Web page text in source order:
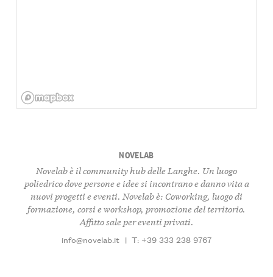
NOVELAB
Novelab è il community hub delle Langhe. Un luogo
poliedrico dove persone e idee si incontrano e danno vita a
nuovi progetti e eventi. Novelab è: Coworking, luogo di
formazione, corsi e workshop, promozione del territorio.
Affitto sale per eventi privati.
info@novelab.it | T: +39 333 238 9767